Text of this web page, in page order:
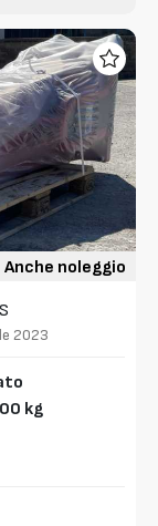
Anche noleggio
2023
kg